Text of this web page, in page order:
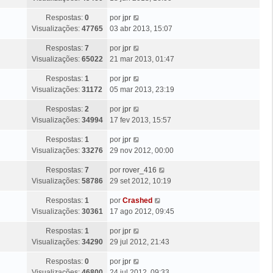
g
e
e
s
g
e
M
e
s
g
e
i
m
M
e
s
g
e
Respostas: 0
Visualizações: 47765
Ú
l
i
m
M
e
s
g
e
por jpr
03 abr 2013, 15:07
Respostas: 7
Visualizações: 65022
Ú
l
i
m
M
e
s
g
e
por jpr
21 mar 2013, 01:47
Respostas: 1
Visualizações: 31172
Ú
l
i
m
M
e
s
g
e
por jpr
05 mar 2013, 23:19
Respostas: 2
Visualizações: 34994
Ú
l
i
m
M
e
s
g
e
por jpr
17 fev 2013, 15:57
Respostas: 1
Visualizações: 33276
Ú
l
i
m
M
e
s
g
e
por jpr
29 nov 2012, 00:00
Respostas: 7
Visualizações: 58786
Ú
l
i
m
M
e
s
por rover_416
29 set 2012, 10:19
Respostas: 1
Visualizações: 30361
Ú
l
i
m
M
por Crashed
17 ago 2012, 09:45
Respostas: 1
Visualizações: 34290
Ú
l
i
por jpr
29 jul 2012, 21:43
Respostas: 0
Ú
por jpr